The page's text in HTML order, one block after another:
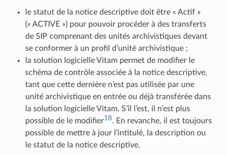
le statut de la notice descriptive doit être « Actif »
(« ACTIVE ») pour pouvoir procéder à des transferts
de SIP comprenant des unités archivistiques devant
se conformer à un profil d’unité archivistique ;
la solution logicielle Vitam permet de modifier le
schéma de contrôle associée à la notice descriptive,
tant que cette dernière n’est pas utilisée par une
unité archivistique en entrée ou déjà transférée dans
la solution logicielle Vitam. S’il l’est, il n’est plus
possible de le modifier18. En revanche, il est toujours
possible de mettre à jour l’intitulé, la description ou
le statut de la notice descriptive.